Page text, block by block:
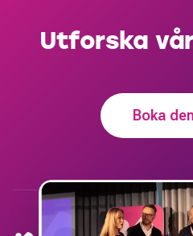
Utforska
Boka